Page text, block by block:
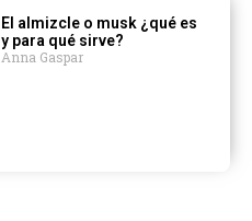
El almizcle o musk ¿qué es
y para qué sirve?
Anna Gaspar